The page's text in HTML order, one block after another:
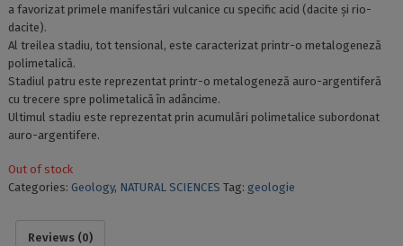
a favorizat primele manifestări vulcanice cu specific acid (dacite și rio-
dacite).
Al treilea stadiu, tot tensional, este caracterizat printr-o metalogeneză
polimetalică.
Stadiul patru este reprezentat printr-o metalogeneză auro-argentiferă
cu trecere spre polimetalică în adâncime.
Ultimul stadiu este reprezentat prin acumulări polimetalice subordonat
auro-argentifere.
Out of stock
Categories: Geology, NATURAL SCIENCES Tag: geologie
Reviews (0)